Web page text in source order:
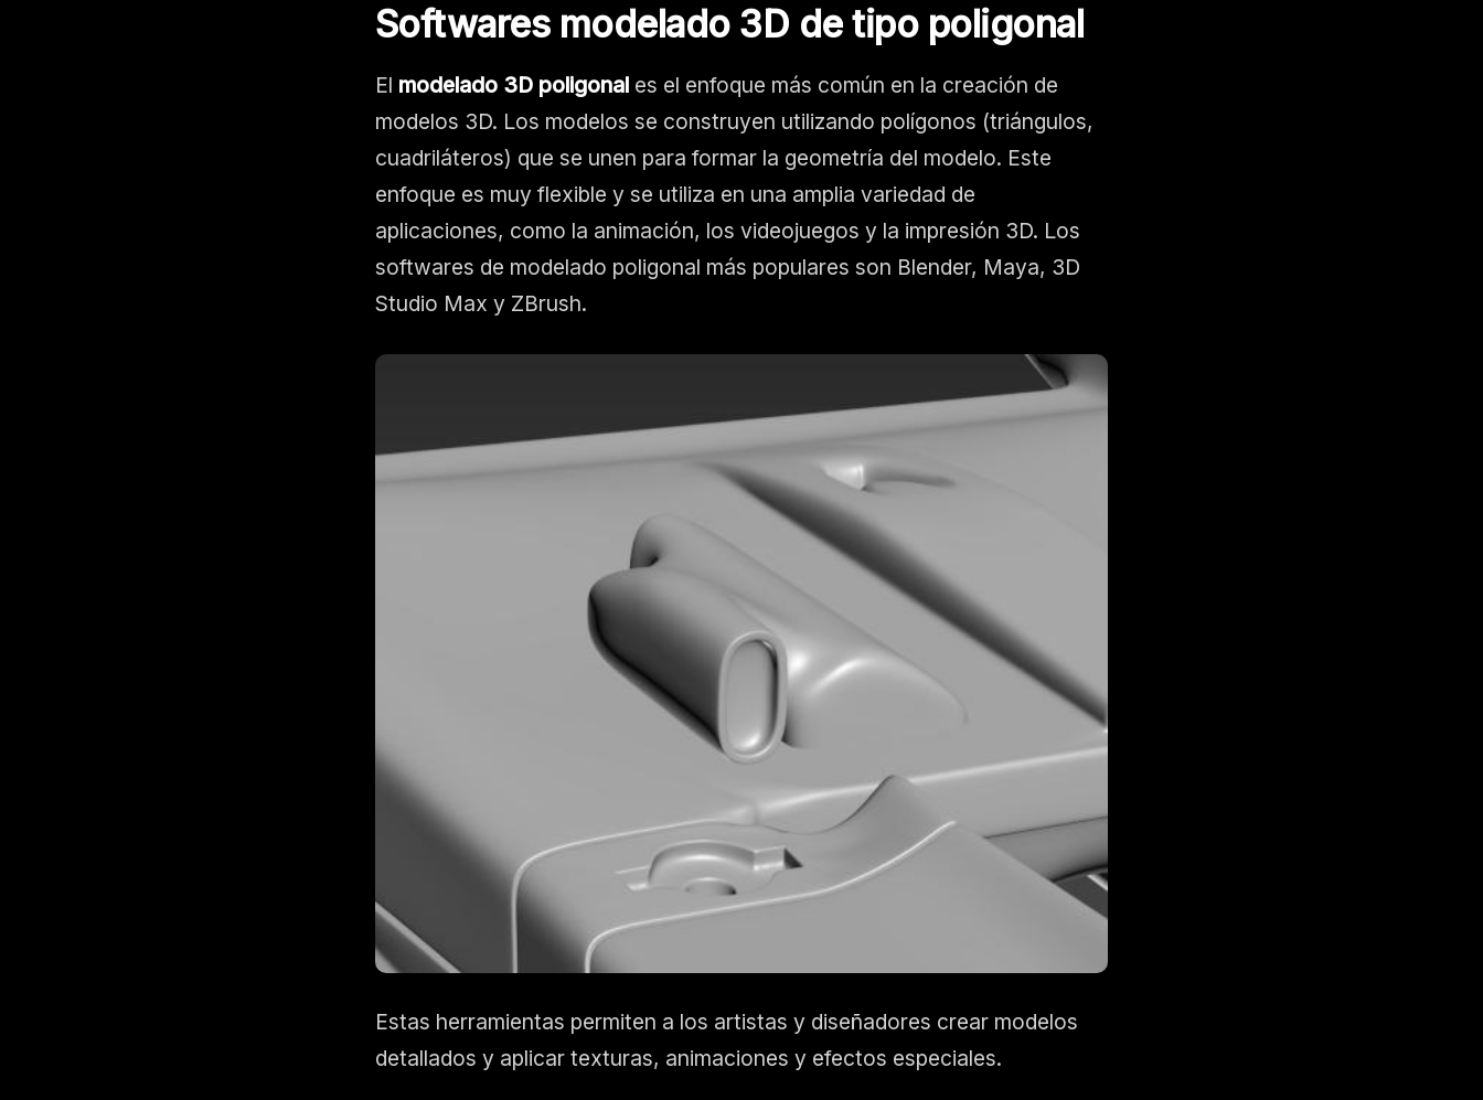
Softwares modelado 3D de tipo poligonal
El modelado 3D poligonal es el enfoque más común en la creación de
modelos 3D. Los modelos se construyen utilizando polígonos (triángulos,
cuadriláteros) que se unen para formar la geometría del modelo. Este
enfoque es muy flexible y se utiliza en una amplia variedad de
aplicaciones, como la animación, los videojuegos y la impresión 3D. Los
softwares de modelado poligonal más populares son Blender, Maya, 3D
Studio Max y ZBrush.
Estas herramientas permiten a los artistas y diseñadores crear modelos
detallados y aplicar texturas, animaciones y efectos especiales.